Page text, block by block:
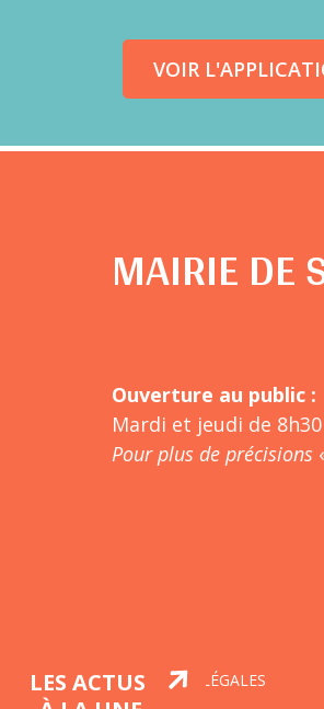
LES ACTUS
VOIR
MAIRIE DE
Ouverture au public :
Mardi et jeudi de
Pour plus de précisions
MENTIONS LÉGALES